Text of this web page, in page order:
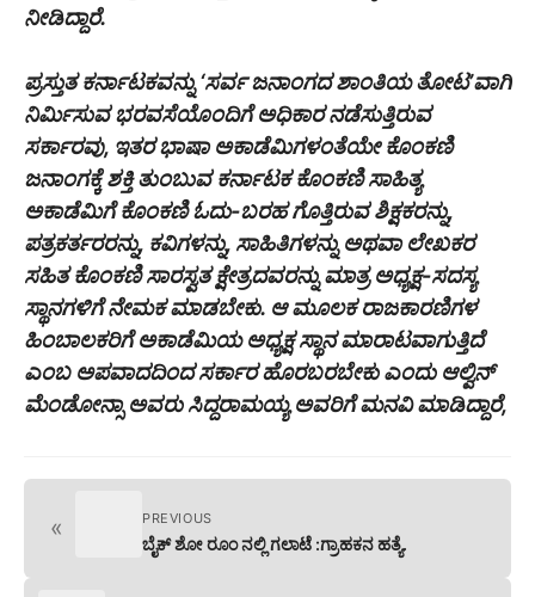
ನೀಡಿದ್ದಾರೆ.
ಪ್ರಸ್ತುತ ಕರ್ನಾಟಕವನ್ನು ‘ಸರ್ವ ಜನಾಂಗದ ಶಾಂತಿಯ ತೋಟ’ವಾಗಿ
ನಿರ್ಮಿಸುವ ಭರವಸೆಯೊಂದಿಗೆ ಅಧಿಕಾರ ನಡೆಸುತ್ತಿರುವ
ಸರ್ಕಾರವು, ಇತರ ಭಾಷಾ ಅಕಾಡೆಮಿಗಳಂತೆಯೇ ಕೊಂಕಣಿ
ಜನಾಂಗಕ್ಕೆ ಶಕ್ತಿ ತುಂಬುವ ಕರ್ನಾಟಕ ಕೊಂಕಣಿ ಸಾಹಿತ್ಯ
ಅಕಾಡೆಮಿಗೆ ಕೊಂಕಣಿ ಓದು-ಬರಹ ಗೊತ್ತಿರುವ ಶಿಕ್ಷಕರನ್ನು,
ಪತ್ರಕರ್ತರರನ್ನು, ಕವಿಗಳನ್ನು, ಸಾಹಿತಿಗಳನ್ನು ಅಥವಾ ಲೇಖಕರ
ಸಹಿತ ಕೊಂಕಣಿ ಸಾರಸ್ವತ ಕ್ಷೇತ್ರದವರನ್ನು ಮಾತ್ರ ಅಧ್ಯಕ್ಷ-ಸದಸ್ಯ
ಸ್ಥಾನಗಳಿಗೆ ನೇಮಕ ಮಾಡಬೇಕು. ಆ ಮೂಲಕ ರಾಜಕಾರಣಿಗಳ
ಹಿಂಬಾಲಕರಿಗೆ ಅಕಾಡೆಮಿಯ ಅಧ್ಯಕ್ಷ ಸ್ಥಾನ ಮಾರಾಟವಾಗುತ್ತಿದೆ
ಎಂಬ ಅಪವಾದದಿಂದ ಸರ್ಕಾರ ಹೊರಬರಬೇಕು ಎಂದು ಆಲ್ವಿನ್
ಮೆಂಡೋನ್ಸಾ ಅವರು ಸಿದ್ದರಾಮಯ್ಯ ಅವರಿಗೆ ಮನವಿ ಮಾಡಿದ್ದಾರೆ,
« PREVIOUS
ಬೈಕ್ ಶೋ ರೂಂ ನಲ್ಲಿ ಗಲಾಟೆ :ಗ್ರಾಹಕನ ಹತ್ಯೆ.